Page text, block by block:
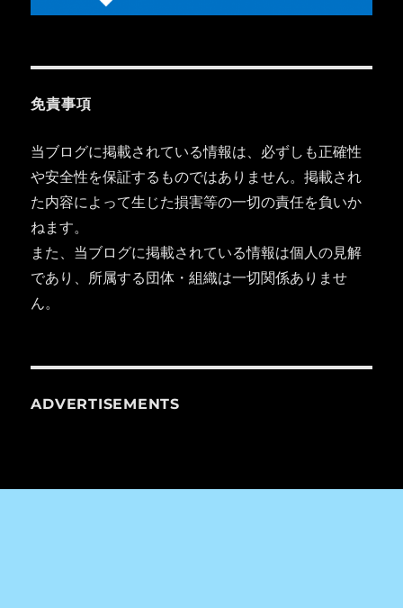
免責事項
当ブログに掲載されている情報は、必ずしも正確性
や安全性を保証するものではありません。掲載され
た内容によって生じた損害等の一切の責任を負いか
ねます。
また、当ブログに掲載されている情報は個人の見解
であり、所属する団体・組織は一切関係ありませ
ん。
ADVERTISEMENTS